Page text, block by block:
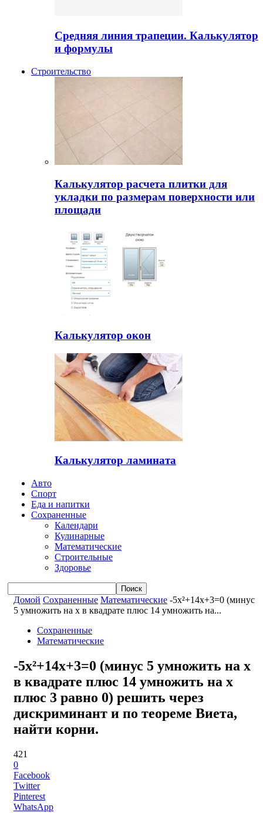
Средняя линия трапеции. Калькулятор
и формулы
Строительство
Калькулятор расчета плитки для
укладки по размерам поверхности или
площади
Калькулятор окон
Калькулятор ламината
Авто
Спорт
Еда и напитки
Сохраненные
Календари
Кулинарные
Математические
Строительные
Здоровье
Домой Сохраненные Математические -5x²+14x+3=0 (минус
5 умножить на x в квадрате плюс 14 умножить на...
Сохраненные
Математические
-5x²+14x+3=0 (минус 5 умножить на x
в квадрате плюс 14 умножить на x
плюс 3 равно 0) решить через
дискриминант и по теореме Виета,
найти корни.
421
0
Facebook
Twitter
Pinterest
WhatsApp